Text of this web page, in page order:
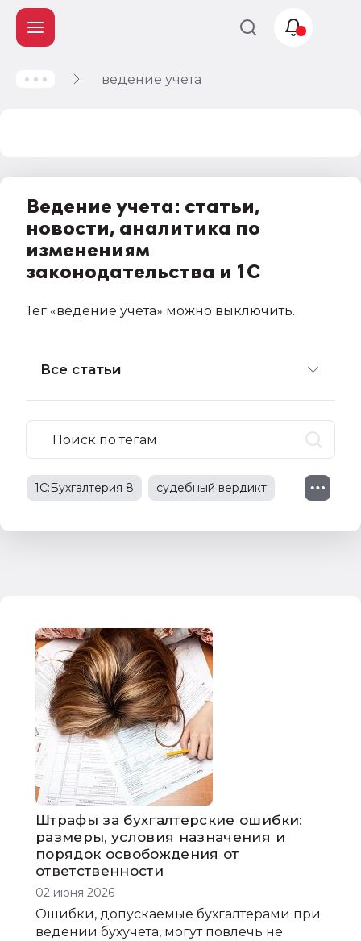
ведение учета
Ведение учета: статьи,
новости, аналитика по
изменениям
законодательства и 1С
Тег «ведение учета» можно выключить.
Все статьи
1С:Бухгалтерия 8 судебный вердикт
изменения в законодательстве
трудовые отношения НДС
Штрафы за бухгалтерские ошибки:
размеры, условия назначения и
порядок освобождения от
ответственности
02 июня 2026
Ошибки, допускаемые бухгалтерами при
ведении бухучета, могут повлечь не
Учет и